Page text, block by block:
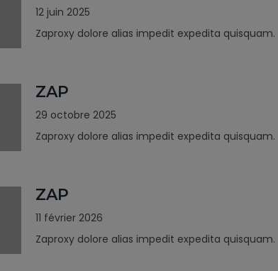
12 juin 2025
Zaproxy dolore alias impedit expedita quisquam.
ZAP
29 octobre 2025
Zaproxy dolore alias impedit expedita quisquam.
ZAP
11 février 2026
Zaproxy dolore alias impedit expedita quisquam.